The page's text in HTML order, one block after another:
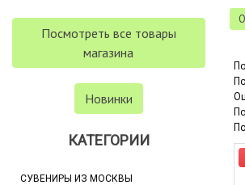
Посмотреть все товары
магазина
Новинки
КАТЕГОРИИ
СУВЕНИРЫ ИЗ МОСКВЫ